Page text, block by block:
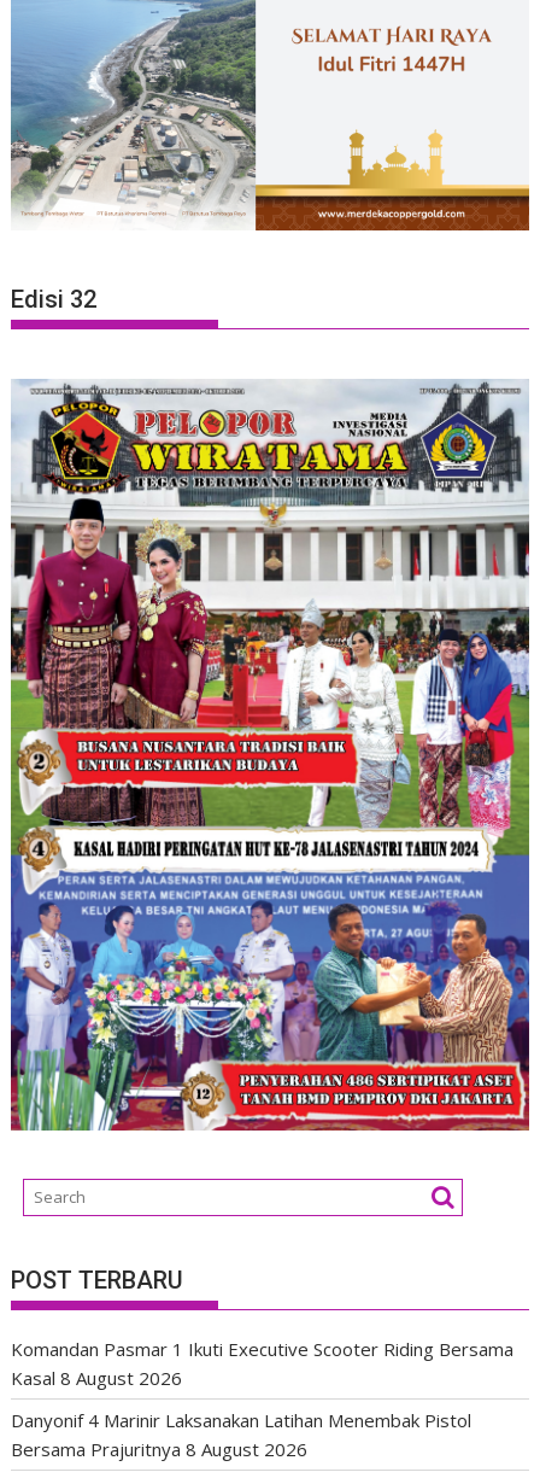
Edisi 32
POST TERBARU
Komandan Pasmar 1 Ikuti Executive Scooter Riding Bersama
Kasal 8 August 2026
Danyonif 4 Marinir Laksanakan Latihan Menembak Pistol
Bersama Prajuritnya 8 August 2026